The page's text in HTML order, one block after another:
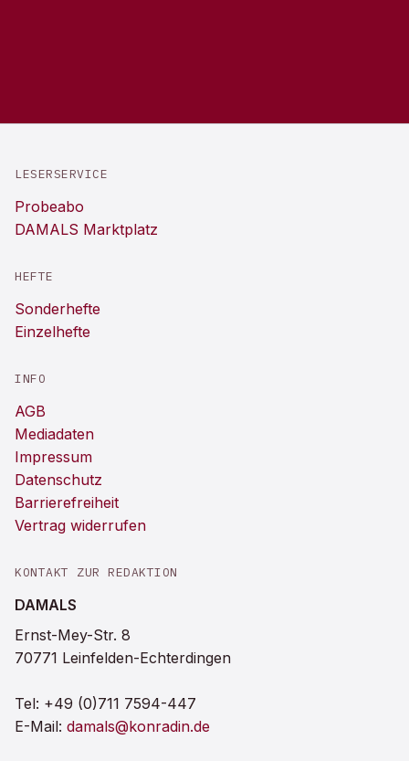
LESERSERVICE
Probeabo
DAMALS Marktplatz
HEFTE
Sonderhefte
Einzelhefte
INFO
AGB
Mediadaten
Impressum
Datenschutz
Barrierefreiheit
Vertrag widerrufen
KONTAKT ZUR REDAKTION
DAMALS
Ernst-Mey-Str. 8
70771 Leinfelden-Echterdingen
Tel: +49 (0)711 7594-447
E-Mail: damals@konradin.de